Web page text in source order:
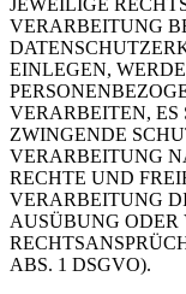
JEWEILIGE
VERARBEITUNG
EINLEGEN,
VERARBEITEN, ES
ZWINGENDE
VERARBEITUNG
RECHTE UND
VERARBEITUNG
AUSÜBUNG
ABS. 1 DSGVO).